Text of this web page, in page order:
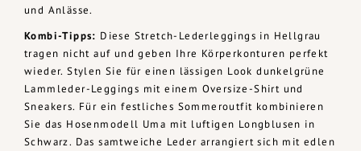
und Anlässe.
Kombi-Tipps: Diese Stretch-Lederleggings in Hellgrau
tragen nicht auf und geben Ihre Körperkonturen perfekt
wieder. Stylen Sie für einen lässigen Look dunkelgrüne
Lammleder-Leggings mit einem Oversize-Shirt und
Sneakers. Für ein festliches Sommeroutfit kombinieren
Sie das Hosenmodell Uma mit luftigen Longblusen in
Schwarz. Das samtweiche Leder arrangiert sich mit edlen